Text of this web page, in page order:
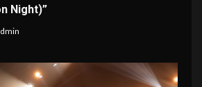
Night)”